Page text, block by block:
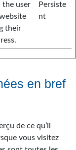
the user
their
Persiste
nt
en bref
de ce qu’il
vous visitez